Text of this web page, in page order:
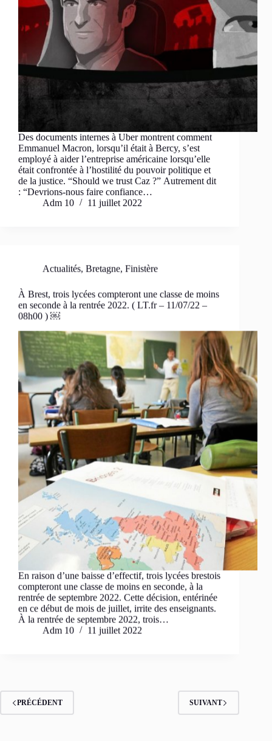
Des documents internes à Uber montrent comment
Emmanuel Macron, lorsqu’il était à Bercy, s’est
employé à aider l’entreprise américaine lorsqu’elle
était confrontée à l’hostilité du pouvoir politique et
de la justice. “Should we trust Caz ?” Autrement dit
: “Devrions-nous faire confiance…
Adm 10
11 juillet 2022
Actualités, Bretagne, Finistère
À Brest, trois lycées compteront une classe de moins
en seconde à la rentrée 2022. ( LT.fr – 11/07/22 –
08h00 ) ￼
En raison d’une baisse d’effectif, trois lycées brestois
compteront une classe de moins en seconde, à la
rentrée de septembre 2022. Cette décision, entérinée
en ce début de mois de juillet, irrite des enseignants.
À la rentrée de septembre 2022, trois…
Adm 10
11 juillet 2022
PRÉCÉDENT SUIVANT